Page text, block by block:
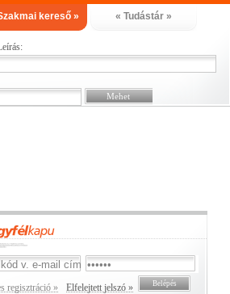
kereső » « Tudástár »
regisztráció » Elfelejtett jelszó »